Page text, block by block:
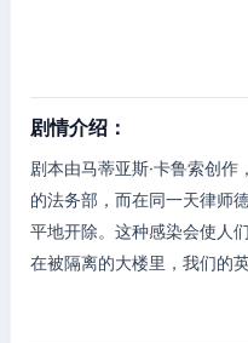
剧情介绍：
剧本由马蒂亚斯·卡鲁索创
的法务部，而在同一天律师
平地开除。这种感染会使人
在被隔离的大楼里，我们的